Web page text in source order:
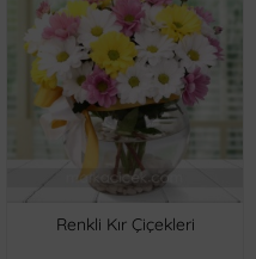
Renkli Kır Çiçekleri